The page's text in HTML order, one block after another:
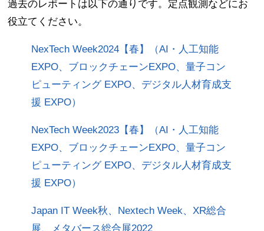
過去のレポートは以下の通りです。定点観測などにお
役立てください。
NexTech Week2024【春】（AI・人工知能
EXPO、ブロックチェーンEXPO、量子コン
ピューティング EXPO、デジタル人材育成支
援 EXPO）
NexTech Week2023【春】（AI・人工知能
EXPO、ブロックチェーンEXPO、量子コン
ピューティング EXPO、デジタル人材育成支
援 EXPO）
Japan IT Week秋、Nextech Week、XR総合
展、メタバース総合展2022